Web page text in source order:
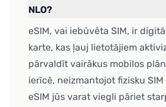
NLO?
eSIM, vai iebūvēta SIM, ir
karte, kas ļauj lietotājiem
pārvaldīt vairākus mobilos
ierīcē, neizmantojot fizisku
eSIM jūs varat viegli pāriet